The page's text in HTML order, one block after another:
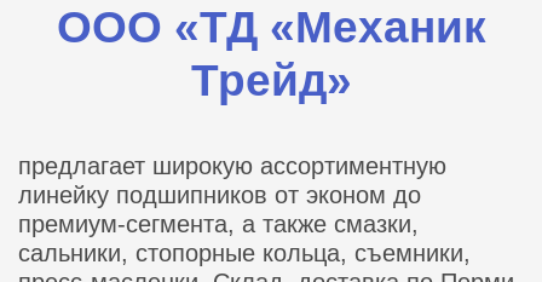
ООО «ТД «Механик
Трейд»
предлагает широкую ассортиментную
линейку подшипников от эконом до
премиум-сегмента, а также смазки,
сальники, стопорные кольца, съемники,